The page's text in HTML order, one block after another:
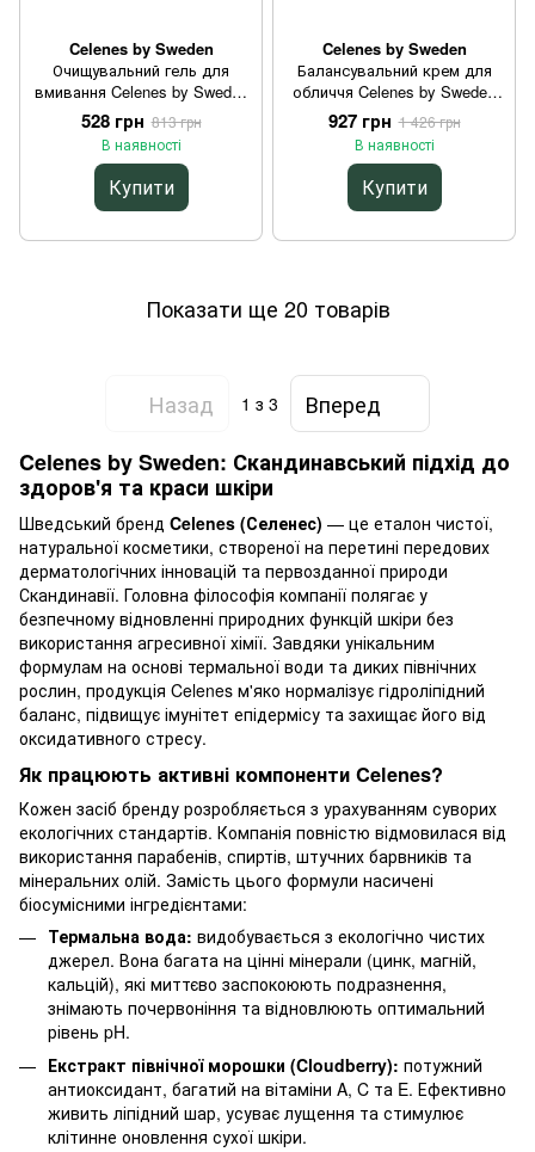
Celenes by Sweden
Очищувальний гель для
вмивання Celenes by Sweden
Sea Buckthorn Cleansing
Foaming Gel для жирної та
комбінованої шкіри 250 мл
528 грн 813 грн
В наявності
Купити
Celenes by Sweden
Балансувальний крем для
обличчя Celenes by Sweden
Sea Buckthorn Balancing Face
Cream для жирної та
комбінованої шкіри 50 мл
927 грн 1 426 грн
В наявності
Купити
Показати ще 20 товарів
Назад 1 з 3
Вперед
Celenes by Sweden: Скандинавський підхід до
здоров'я та краси шкіри
Шведський бренд Celenes (Селенес) — це еталон чистої,
натуральної косметики, створеної на перетині передових
дерматологічних інновацій та первозданної природи
Скандинавії. Головна філософія компанії полягає у
безпечному відновленні природних функцій шкіри без
використання агресивної хімії. Завдяки унікальним
формулам на основі термальної води та диких північних
рослин, продукція Celenes м'яко нормалізує гідроліпідний
баланс, підвищує імунітет епідермісу та захищає його від
оксидативного стресу.
Як працюють активні компоненти Celenes?
Кожен засіб бренду розробляється з урахуванням суворих
екологічних стандартів. Компанія повністю відмовилася від
використання парабенів, спиртів, штучних барвників та
мінеральних олій. Замість цього формули насичені
біосумісними інгредієнтами:
Термальна вода: видобувається з екологічно чистих
джерел. Вона багата на цінні мінерали (цинк, магній,
кальцій), які миттєво заспокоюють подразнення,
знімають почервоніння та відновлюють оптимальний
рівень pH.
Екстракт північної морошки (Cloudberry): потужний
антиоксидант, багатий на вітаміни A, C та E. Ефективно
живить ліпідний шар, усуває лущення та стимулює
клітинне оновлення сухої шкіри.